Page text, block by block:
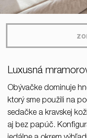
Luxusná
Obývačke dominuje
ktorý sme použili na
sedačke a kravskej
aj bez papúč.